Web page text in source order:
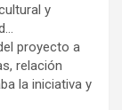
y
proyecto a
relación
la iniciativa y